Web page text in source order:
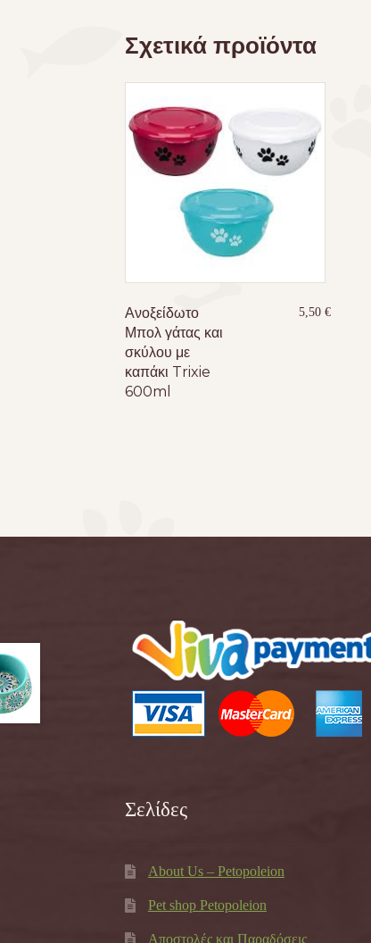
Σχετικά προϊόντα
Ανοξείδωτο
Μπολ γάτας και
σκύλου με
καπάκι Trixie
600ml
5,50€
Σελίδες
About Us – Petopoleion
Pet shop Petopoleion
Αποστολές και Παραδόσεις